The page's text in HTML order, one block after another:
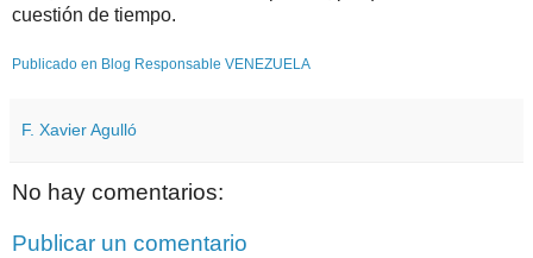
cuestión de tiempo.
Publicado en Blog Responsable VENEZUELA
F. Xavier Agulló
No hay comentarios:
Publicar un comentario